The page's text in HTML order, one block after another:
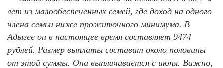
лет из малообеспеченных семей, где доход на одного
члена семьи ниже прожиточного минимума. В
Адыгее он в настоящее время составляет 9474
рублей. Размер выплаты составит около половины
от этой суммы. Она выплачивается с июня. Важно,